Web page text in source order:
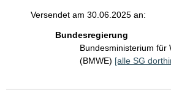
Versendet am 30.06.2025 an:
Bundesregierung
Bundesministerium für
(BMWE) [alle SG